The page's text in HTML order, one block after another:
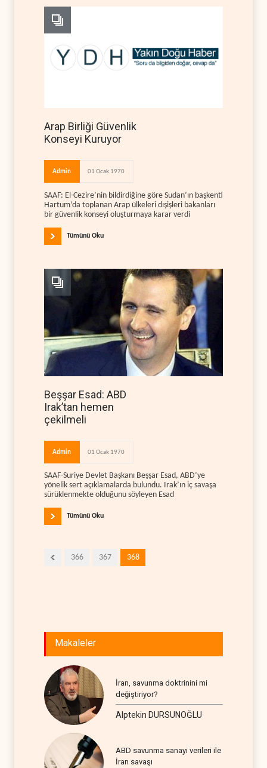
Arap Birliği Güvenlik
Konseyi Kuruyor
Admin 01 Ocak 1970
SAAF: El-Cezire’nin bildirdiğine göre Sudan’ın başkenti
Hartum’da toplanan Arap ülkeleri dışişleri bakanları
bir güvenlik konseyi oluşturmaya karar verdi
Tümünü Oku
Beşşar Esad: ABD
Irak’tan hemen
çekilmeli
Admin 01 Ocak 1970
SAAF-Suriye Devlet Başkanı Beşşar Esad, ABD’ye
yönelik sert açıklamalarda bulundu. Irak’ın iç savaşa
sürüklenmekte olduğunu söyleyen Esad
Tümünü Oku
366 367 368
Makaleler
İran, savunma doktrinini mi
değiştiriyor?
Alptekin DURSUNOĞLU
ABD savunma sanayi verileri ile
İran savaşı